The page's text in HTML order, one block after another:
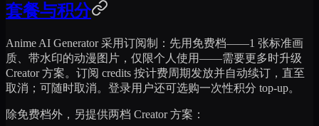
套餐与积分
Anime AI Generator 采用订阅制：先用免费档——1 张标准画
质、带水印的动漫图片，仅限个人使用——需要更多时升级
Creator 方案。订阅 credits 按计费周期发放并自动续订，直至
取消；可随时取消。登录用户还可选购一次性积分 top-up。
除免费档外，另提供两档 Creator 方案：